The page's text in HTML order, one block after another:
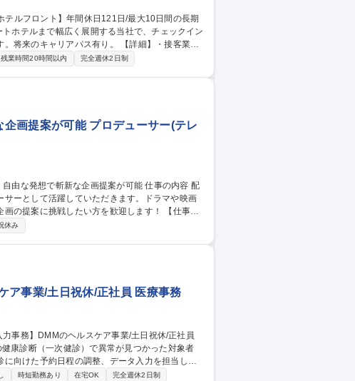
リアパス有り。 【詳細】・接客業
ご案内、コンシェルジュ業務に加え、経理、発
日間の長期休暇取得可/英語力活用
残業時間20時間以内 完全週休2日制
企画提案が可能 プロデューサー(テレ
ーとして活躍していただきます。ドラマや映画
案に挑戦したい方を歓迎します！ 【仕事内
制作の経験がある、即戦力を求めています。地
休み
ア事業/土日祝休/正社員 医療事務
康診断（一次健診）で異常が見つかった対象者
向けた予約日程の調整、データ入力を担当しま
時短勤務あり 在宅OK
完全週休2日制